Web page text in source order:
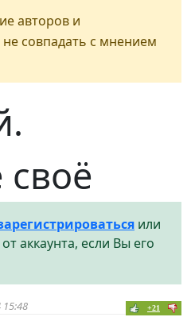
авторов и
совпадать с мнением
своё
или
аккаунта, если Вы его
15:48 +21